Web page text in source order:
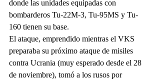
donde las unidades equipadas con
bombarderos Tu-22M-3, Tu-95MS y Tu-
160 tienen su base.
El ataque, emprendido mientras el VKS
preparaba su próximo ataque de misiles
contra Ucrania (muy esperado desde el 28
de noviembre), tomó a los rusos por